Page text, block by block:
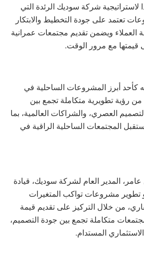
لاستراتيجية شركة سوديك الرئدة التي
تعتمد على جودة التخطيط والابتكار
العملاء ويضمن تقديم مجتمعات عمرانية
قيمتها مع مرور الوقت.
كأحد أبرز المشروعات الساحلية في
رؤية تطويرية متكاملة تجمع بين
العصري، والشراكات العالمية، بما
المجتمعات الساحلية الراقية في
المدير العام لشركة سوديك، قيادة
تطوير مشروعات تواكب المتغيرات
من خلال التركيز على تقديم قيمة
مجتمعات متكاملة تجمع بين جودة التصميم،
الاستثماري المستدام.